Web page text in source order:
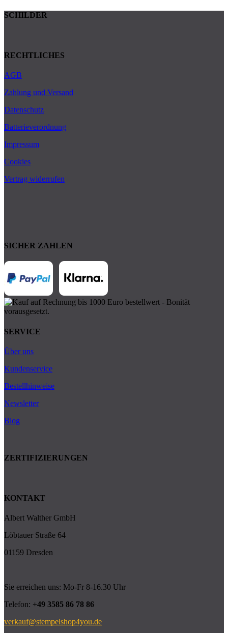
SCHILDER
RECHTLICHES
AGB
Zahlung und Versand
Datenschutz
Batterieverordnung
Impressum
Cookies
Vertrag widerrufen
SICHER ZAHLEN
SERVICE
Über uns
Kundenservice
Bestellhinweise
Newsletter
Blog
ZERTIFIZIERUNGEN
KONTAKT
Albert Walther GmbH
Löbtauer Straße 64
01159 Dresden
Sie erreichen uns: Mo-Fr 8-16.30 Uhr
Telefon: +49 3585 86 78 86
verkauf@stempelshop4you.de